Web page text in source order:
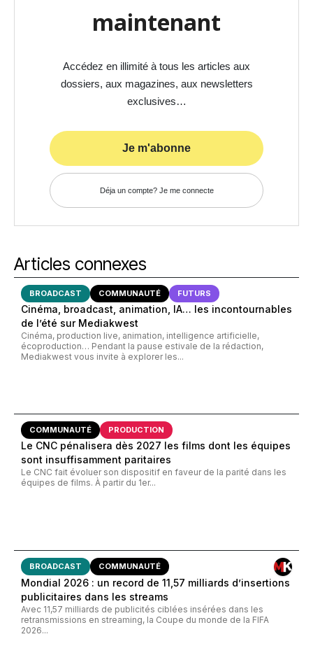
maintenant
Accédez en illimité à tous les articles aux
dossiers, aux magazines, aux newsletters
exclusives…
Je m'abonne
Déja un compte? Je me connecte
Articles connexes
BROADCAST COMMUNAUTÉ FUTURS
Cinéma, broadcast, animation, IA… les incontournables
de l’été sur Mediakwest
Cinéma, production live, animation, intelligence artificielle,
écoproduction… Pendant la pause estivale de la rédaction,
Mediakwest vous invite à explorer les...
COMMUNAUTÉ PRODUCTION
Le CNC pénalisera dès 2027 les films dont les équipes
sont insuffisamment paritaires
Le CNC fait évoluer son dispositif en faveur de la parité dans les
équipes de films. À partir du 1er...
BROADCAST COMMUNAUTÉ
Mondial 2026 : un record de 11,57 milliards d’insertions
publicitaires dans les streams
Avec 11,57 milliards de publicités ciblées insérées dans les
retransmissions en streaming, la Coupe du monde de la FIFA
2026...